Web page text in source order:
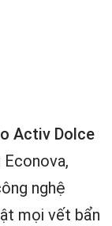
Activ Dolce
nghệ
mọi vết bẩn